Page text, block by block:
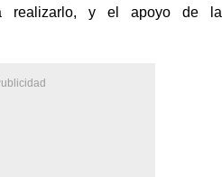
realizarlo, y el apoyo de la